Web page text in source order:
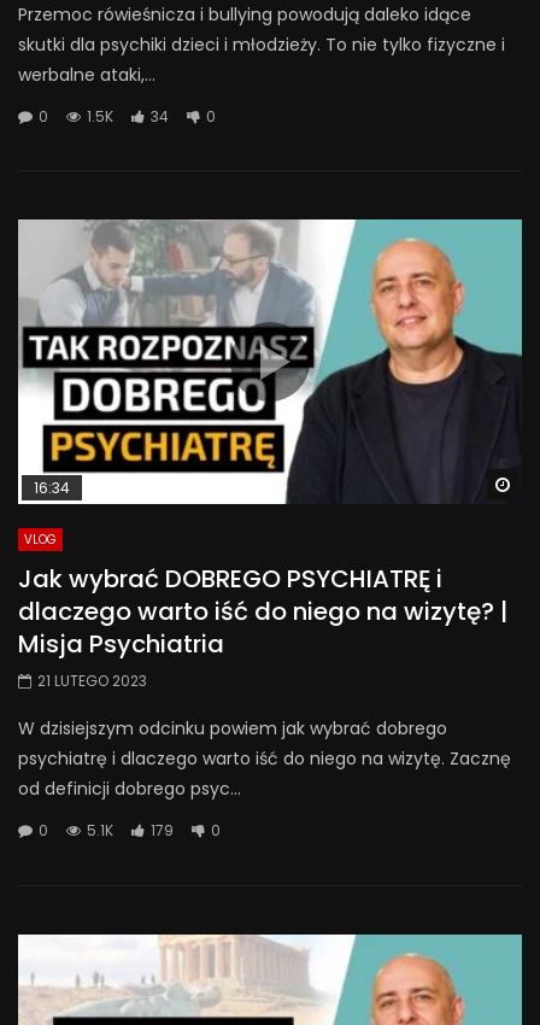
Przemoc rówieśnicza i bullying powodują daleko idące
skutki dla psychiki dzieci i młodzieży. To nie tylko fizyczne i
werbalne ataki,...
0 1.5K 34 0
16:34
VLOG
Jak wybrać DOBREGO PSYCHIATRĘ i
dlaczego warto iść do niego na wizytę? |
Misja Psychiatria
21 LUTEGO 2023
W dzisiejszym odcinku powiem jak wybrać dobrego
psychiatrę i dlaczego warto iść do niego na wizytę. Zacznę
od definicji dobrego psyc...
0 5.1K 179 0